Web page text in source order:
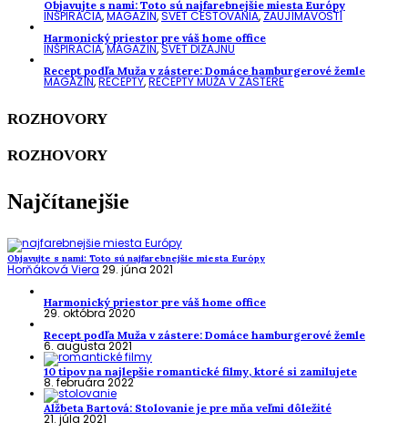
Objavujte s nami: Toto sú najfarebnejšie miesta Európy
INŠPIRÁCIA,MAGAZÍN,SVET CESTOVANIA,ZAUJÍMAVOSTI
Harmonický priestor pre váš home office
INŠPIRÁCIA,MAGAZÍN,SVET DIZAJNU
Recept podľa Muža v zástere: Domáce hamburgerové žemle
MAGAZÍN,RECEPTY,RECEPTY MUŽA V ZÁSTERE
ROZHOVORY
ROZHOVORY
Najčítanejšie
Objavujte s nami: Toto sú najfarebnejšie miesta Európy
Horňáková Viera 29. júna 2021
Harmonický priestor pre váš home office
29. októbra 2020
Recept podľa Muža v zástere: Domáce hamburgerové žemle
6. augusta 2021
10 tipov na najlepšie romantické filmy, ktoré si zamilujete
8. februára 2022
Alžbeta Bartová: Stolovanie je pre mňa veľmi dôležité
21. júla 2021